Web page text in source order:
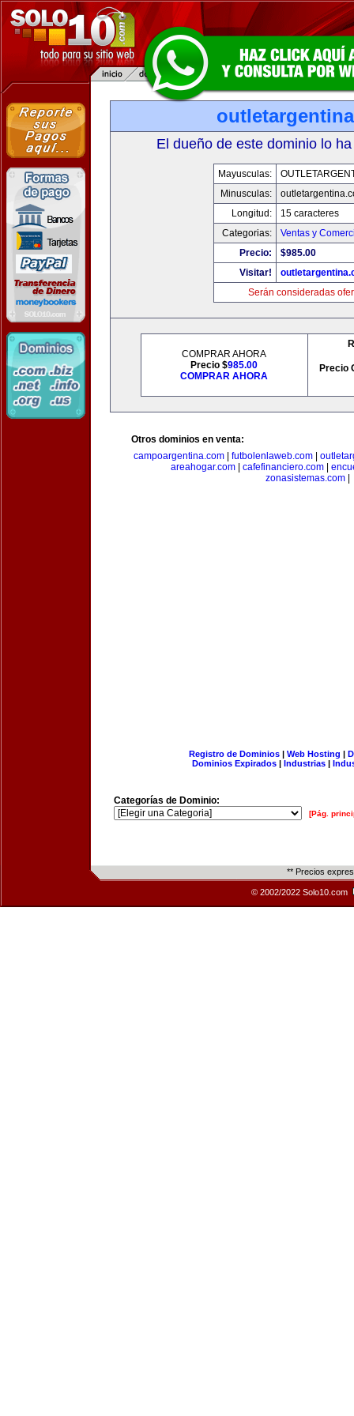
El dueño de este dominio lo
Mayusculas:
Minusculas:
Longitud:
15 caracteres
Categorias:
Ventas y
Precio:
$985.00
Visitar!
Serán consideradas
COMPRAR AHORA
Precio $985.00
COMPRAR AHORA
Precio
Otros dominios en venta:
campoargentina.com| futbolenlaweb.com|
areahogar.com| cafefinanciero.com|
zonasistemas.com|
Registro de Dominios| Web Hosting |
Dominios Expirados | Industrias |
Categorías de Dominio:
[Pág.
** Precios
© 2002/2022 Solo10.com